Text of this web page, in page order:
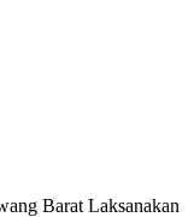
Barat Laksanakan